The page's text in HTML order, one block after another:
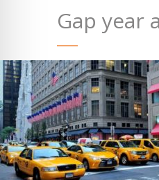
Gap year